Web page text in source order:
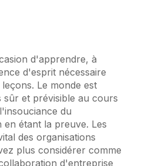
d'apprendre, à
d'esprit nécessaire
Le monde est
et prévisible au cours
du
étant la preuve. Les
des organisations
plus considérer comme
d'entreprise